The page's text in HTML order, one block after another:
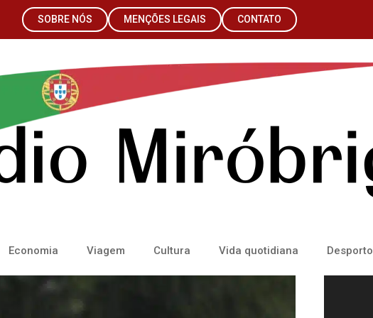
SOBRE NÓS MENÇÕES LEGAIS CONTATO
Economia Viagem Cultura Vida quotidiana Desporto